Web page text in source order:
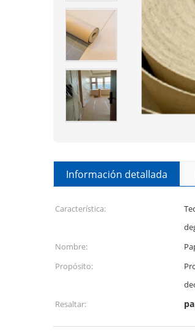
Información detallada
Característica:
Nombre:
Propósito:
Resaltar: